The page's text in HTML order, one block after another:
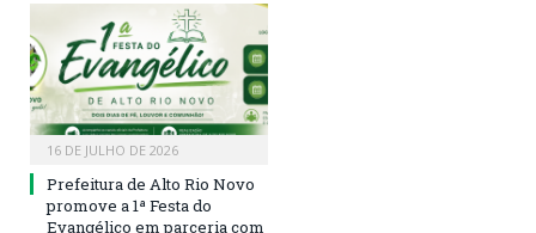
16 DE JULHO DE 2026
Prefeitura de Alto Rio Novo
promove a 1ª Festa do
Evangélico em parceria com